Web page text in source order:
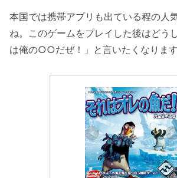
本国では携帯アプリも出ている程の人
ね。このゲームをプレイした後はどう
は俺の○○だぜ！」と言いたくなります